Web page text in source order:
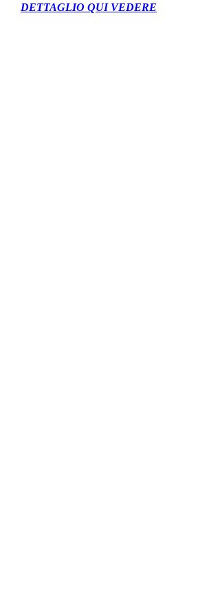
DETTAGLIO QUI VEDERE